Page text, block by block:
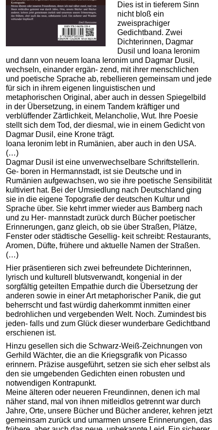
Dies ist in tieferem Sinn
nicht bloß ein
zweisprachiger
Gedichtband. Zwei
Dichterinnen, Dagmar
Dusil und Ioana Ieronim
und dann von neuem Ioana Ieronim und Dagmar Dusil,
wechseln, einander ergän- zend, mit ihrer menschlichen
und poetische Sprache ab, rebellieren gemeinsam und jede
für sich in ihrem eigenen linguistischen und
metaphorischen Original, aber auch in dessen Spiegelbild
in der Übersetzung, in einem Tandem kräftiger und
verblüffender Zärtlichkeit, Melancholie, Wut. Ihre Poesie
stellt sich dem Tod, der diesmal, wie in einem Gedicht von
Dagmar Dusil, eine Krone trägt.
Ioana Ieronim lebt in Rumänien, aber auch in den USA.
(…)
Dagmar Dusil ist eine unverwechselbare Schriftstellerin.
Ge- boren in Hermannstadt, ist sie Deutsche und in
Rumänien aufgewachsen, wo sie ihre poetische Sensibilität
kultiviert hat. Bei der Umsiedlung nach Deutschland ging
sie in die eigene Topografie der deutschen Kultur und
Sprache über. Sie kehrt immer wieder aus Bamberg nach
und zu Her- mannstadt zurück durch Bücher poetischer
Erinnerungen, ganz gleich, ob sie über Straßen, Plätze,
Fenster oder städtische Gesellig- keit schreibt: Restaurants,
Aromen, Düfte, frühere und aktuelle Namen der Straßen.
(…)
Hier präsentieren sich zwei befreundete Dichterinnen,
lyrisch und kulturell blutsverwandt, kongenial in der
sorgfältig geteilten Empathie durch die Übersetzung der
anderen sowie in einer Art metaphorischer Panik, die gut
beherrscht und fast würdig daherkommt inmitten einer
bedrohlichen und vergebenden Welt. Noch. Zumindest bis
jeden- falls und zum Glück dieser wunderbare Gedichtband
erschienen ist.
Hinzu gesellen sich die Schwarz-Weiß-Zeichnungen von
Gerhild Wächter, die an die Kriegsgrafik von Picasso
erinnern. Präzise ausgeführt, setzen sie sich eher selbst als
den sie umgebenden Gedichten einen robusten und
notwendigen Kontrapunkt.
Meine älteren oder neueren Freundinnen, denen ich mal
näher stand, mal von ihnen mitleidlos getrennt war durch
Jahre, Orte, unsere Bücher und Bücher anderer, kehren jetzt
gemeinsam zurück und umarmen unsere Erinnerungen, das